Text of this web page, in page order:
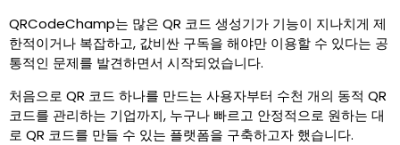
QRCodeChamp는 많은 QR 코드 생성기가 기능이 지나치게 제
한적이거나 복잡하고, 값비싼 구독을 해야만 이용할 수 있다는 공
통적인 문제를 발견하면서 시작되었습니다.
처음으로 QR 코드 하나를 만드는 사용자부터 수천 개의 동적 QR
코드를 관리하는 기업까지, 누구나 빠르고 안정적으로 원하는 대
로 QR 코드를 만들 수 있는 플랫폼을 구축하고자 했습니다.